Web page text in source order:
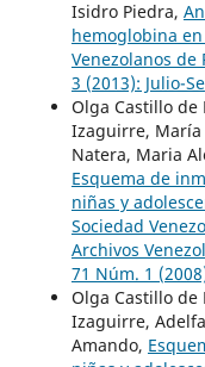
Isidro Piedra,
hemoglobina
Venezolanos
3 (2013): Julio-
Olga Castillo de
Izaguirre, María
Natera, Maria
Esquema de
niñas y
Sociedad
Archivos
71 Núm. 1
Olga Castillo de
Izaguirre,
Amando,